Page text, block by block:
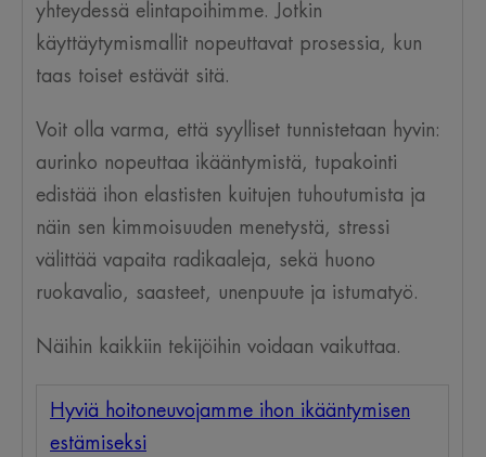
yhteydessä elintapoihimme. Jotkin
käyttäytymismallit nopeuttavat prosessia, kun
taas toiset estävät sitä.
Voit olla varma, että syylliset tunnistetaan hyvin:
aurinko nopeuttaa ikääntymistä, tupakointi
edistää ihon elastisten kuitujen tuhoutumista ja
näin sen kimmoisuuden menetystä, stressi
välittää vapaita radikaaleja, sekä huono
ruokavalio, saasteet, unenpuute ja istumatyö.
Näihin kaikkiin tekijöihin voidaan vaikuttaa.
Hyviä hoitoneuvojamme ihon ikääntymisen
estämiseksi